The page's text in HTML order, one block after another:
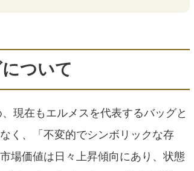
ついて
現在もエルメスを代表するバッグと
く、「不変的でシンボリックな存
場価値は日々上昇傾向にあり、状態